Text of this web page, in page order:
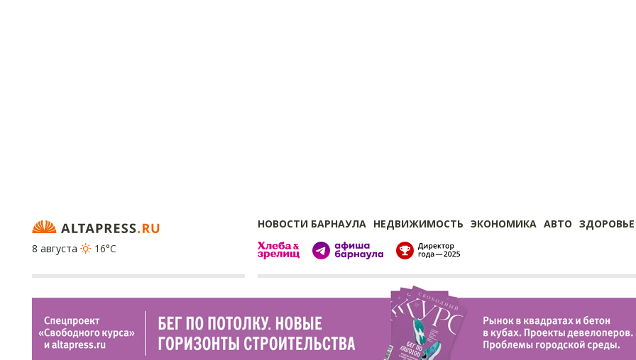
НОВОСТИ БАРНАУЛА НЕДВИЖИМОСТЬ ЭКОНОМИКА АВТО ЗДОРОВЬЕ
8 августа
16°C